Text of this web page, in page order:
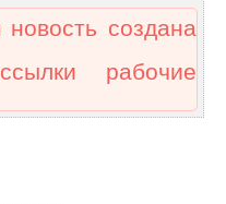
новость создана
рабочие